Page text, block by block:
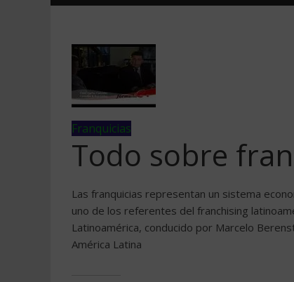
Franquicias
Todo sobre
Las franquicias representan un sistema
uno de los referentes del franchising
Latinoamérica, conducido por Marcelo
América Latina